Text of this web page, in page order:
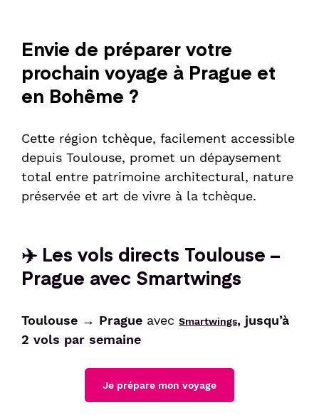
Envie de préparer votre
prochain voyage à Prague et
en Bohême ?
Cette région tchèque, facilement accessible
depuis Toulouse, promet un dépaysement
total entre patrimoine architectural, nature
préservée et art de vivre à la tchèque.
✈️ Les vols directs Toulouse –
Prague avec Smartwings
Toulouse → Prague avec Smartwings, jusqu’à
2 vols par semaine
Je prépare mon voyage